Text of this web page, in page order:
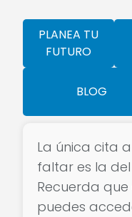
PLANEA TU
FUTURO
BLOG
La única cita
faltar es la
Recuerda que
puedes